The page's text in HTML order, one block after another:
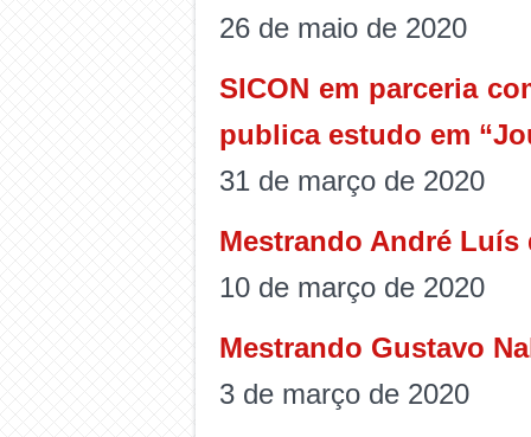
26 de maio de 2020
SICON em parceria
publica estudo em
31 de março de 2020
Mestrando André Luís
10 de março de 2020
Mestrando Gustavo
3 de março de 2020